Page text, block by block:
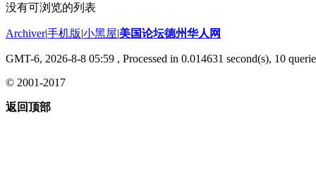
没有可浏览的列表
Archiver|手机版|小黑屋|美国论坛德州华人网
GMT-6, 2026-8-8 05:59 , Processed in 0.014631 second(s), 10
© 2001-2017
返回顶部